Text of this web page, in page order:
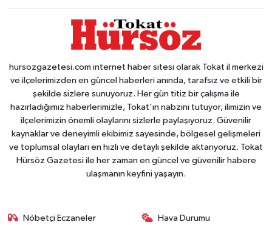
hursozgazetesi.com internet haber sitesi olarak Tokat il merkezi
ve ilçelerimizden en güncel haberleri anında, tarafsız ve etkili bir
şekilde sizlere sunuyoruz. Her gün titiz bir çalışma ile
hazırladığımız haberlerimizle, Tokat'ın nabzını tutuyor, ilimizin ve
ilçelerimizin önemli olaylarını sizlerle paylaşıyoruz. Güvenilir
kaynaklar ve deneyimli ekibimiz sayesinde, bölgesel gelişmeleri
ve toplumsal olayları en hızlı ve detaylı şekilde aktarıyoruz. Tokat
Hürsöz Gazetesi ile her zaman en güncel ve güvenilir habere
ulaşmanın keyfini yaşayın.
Nöbetçi Eczaneler Hava Durumu